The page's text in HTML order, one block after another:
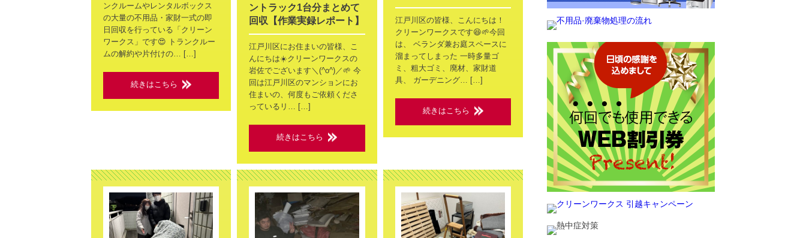
ンクルームやレンタルボックス
の大量の不用品・家財一式の即
日回収を行っている「クリーン
ワークス」です😍 トランクルー
ムの解約や片付けの… […]
続きはこちら
ントラック1台分まとめて
回収【作業実録レポート】
江戸川区にお住まいの皆様、こ
んにちは☀️クリーンワークスの
岩佐でございます＼(^o^)／🌱 今
回は江戸川区のマンションにお
住まいの、何度もご依頼くださ
っているリ… […]
続きはこちら
江戸川区の皆様、こんにちは！
クリーンワークスです😆🌱今回
は、 ベランダ兼お庭スペースに
溜まってしまった 一時多量ゴ
ミ、粗大ゴミ、廃材、家財道
具、 ガーデニング… […]
続きはこちら